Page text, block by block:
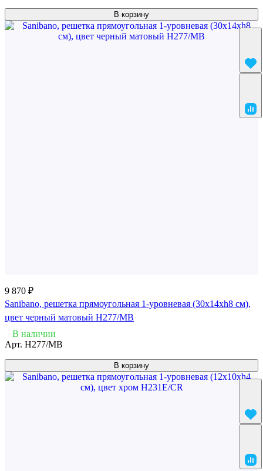
В корзину
9 870 ₽
Sanibano, решетка прямоугольная 1-уровневая (30х14хh8 см),
цвет черный матовый H277/MB
В наличии
Арт. H277/MB
В корзину